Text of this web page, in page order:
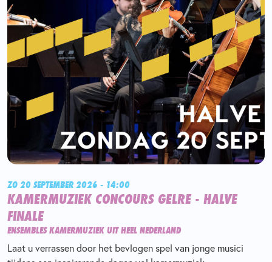
ZO 20 SEPTEMBER 2026 - 14:00
KAMERMUZIEK CONCOURS GELRE - HALVE
FINALE
ENSEMBLES KAMERMUZIEK UIT HEEL NEDERLAND
Laat u verrassen door het bevlogen spel van jonge musici